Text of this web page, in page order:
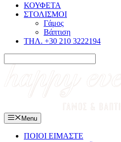
ΚΟΥΦΕΤΑ
ΣΤΟΛΙΣΜΟΙ
Γάμος
Βάπτιση
ΤΗΛ. +30 210 3222194
Menu
ΠΟΙΟΙ ΕΙΜΑΣΤΕ